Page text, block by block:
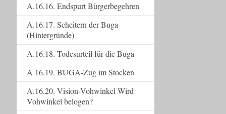
A.16.16. Endspurt Bürgerbegehren
A.16.17. Scheitern der Buga
(Hintergründe)
A.16.18. Todesurteil für die Buga
A 16.19. BUGA-Zug im Stocken
A.16.20. Vision-Vohwinkel Wird
Vohwinkel belogen?